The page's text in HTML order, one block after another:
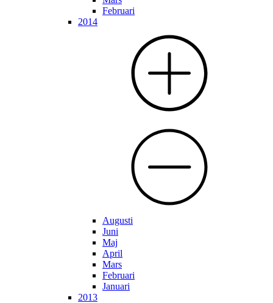
Februari
2014
Augusti
Juni
Maj
April
Mars
Februari
Januari
2013